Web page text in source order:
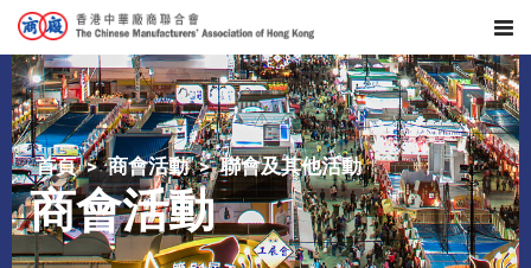
首頁 商會活動 聯會及其他活動
商會活動